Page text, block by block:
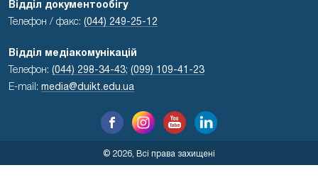
Відділ документообігу
Телефон / факс: (044) 249-25-12
Відділ медіакомунікацій
Телефон: (044) 298-34-43; (099) 109-41-23
E-mail: media@duikt.edu.ua
© 2026, Всі права захищені